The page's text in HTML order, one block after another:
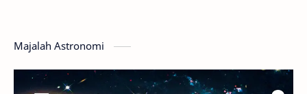
Planet Kerdil Bumi Pengetahuan
Majalah Astronomi